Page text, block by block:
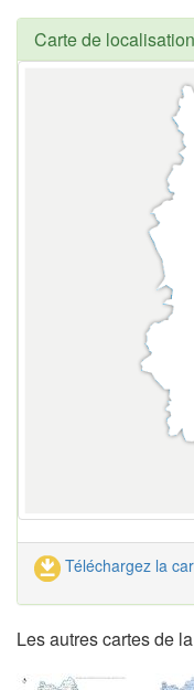
Carte de
Téléchargez la
Les autres cartes de